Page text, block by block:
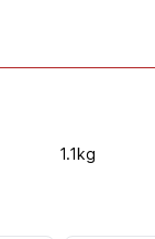
1.1kg